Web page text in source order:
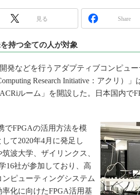
この10年で起こったこと、次の10年
製品分解で探るアジアの新トレンド
光伝送技術を知る
“異端児エンジニア”が仕掛けた社内
IHSアナリスト「未来展望」
「英語に愛されないエンジニア」の
ための新行動論
見る Share
持つ全ての人が対象
発などを行うアダプティブコンピュ
Research Initiative：アクリ）
ルーム」を開設した。日本国内で
FPGAの活用方法を模
て2020年4月に発足し
波大学、ザイリンクス、
16社が参加しており、高
ピューティングシステム
化に向けたFPGA活用基